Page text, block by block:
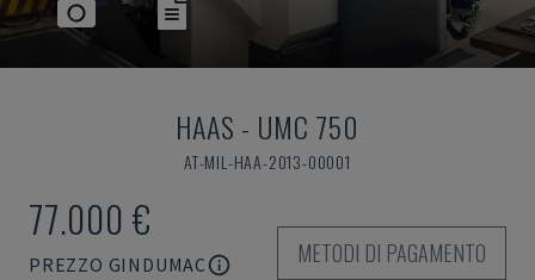
HAAS - UMC 750
AT-MIL-HAA-2013-00001
77.000 €
PREZZO GINDUMAC
METODI DI PAGAMENTO